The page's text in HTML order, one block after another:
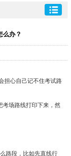
么办？
担心自己记不住考试路
考场路线打印下来，然
路段，比如先直线行